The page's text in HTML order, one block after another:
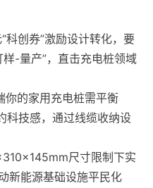
科创券”激励设计转化，要
-量产”，直击充电桩领域
你的家用充电桩需平衡
科技感，通过线缆收纳设
尺寸限制下实
新能源基础设施平民化